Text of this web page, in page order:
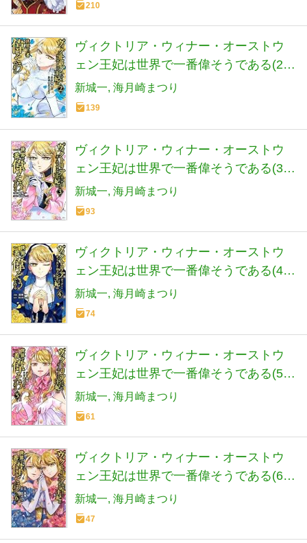
210
ヴィクトリア・ウィナー・オーストウ
ェン王妃は世界で一番偉そうである(2)
(KCx)
新城一 海月崎まつり
139
ヴィクトリア・ウィナー・オーストウ
ェン王妃は世界で一番偉そうである(3)
(KCx)
新城一 海月崎まつり
93
ヴィクトリア・ウィナー・オーストウ
ェン王妃は世界で一番偉そうである(4)
(KCx)
新城一 海月崎まつり
74
ヴィクトリア・ウィナー・オーストウ
ェン王妃は世界で一番偉そうである(5)
(KCx)
新城一 海月崎まつり
61
ヴィクトリア・ウィナー・オーストウ
ェン王妃は世界で一番偉そうである(6)
(KCx)
新城一 海月崎まつり
47